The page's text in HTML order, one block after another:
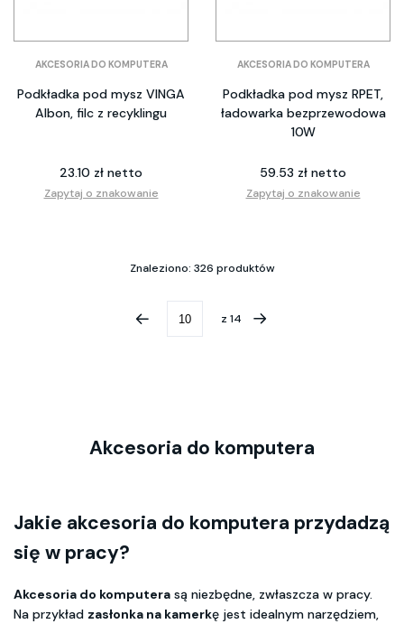
AKCESORIA DO KOMPUTERA
Podkładka pod mysz VINGA
Albon, filc z recyklingu
23.10 zł netto
Zapytaj o znakowanie
AKCESORIA DO KOMPUTERA
Podkładka pod mysz RPET,
ładowarka bezprzewodowa
10W
59.53 zł netto
Zapytaj o znakowanie
Znaleziono: 326 produktów
z 14
Akcesoria do komputera
Jakie akcesoria do komputera przydadzą
się w pracy?
Akcesoria do komputera są niezbędne, zwłaszcza w pracy.
Na przykład zasłonka na kamerkę jest idealnym narzędziem,